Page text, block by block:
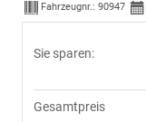
Fahrzeugnr.: 90947
Sie sparen:
Gesamtpreis